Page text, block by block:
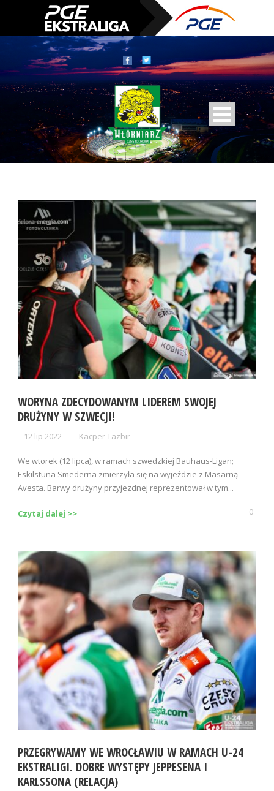
WORYNA ZDECYDOWANYM LIDEREM SWOJEJ
DRUŻYNY W SZWECJI!
12 lip 2022 Kacper Tazbir
We wtorek (12 lipca), w ramach szwedzkiej Bauhaus-Ligan;
Eskilstuna Smederna zmierzyła się na wyjeździe z Masarną
Avesta. Barwy drużyny przyjezdnej reprezentował w tym...
Czytaj dalej >> 0
PRZEGRYWAMY WE WROCŁAWIU W RAMACH U-24
EKSTRALIGI. DOBRE WYSTĘPY JEPPESENA I
KARLSSONA (RELACJA)